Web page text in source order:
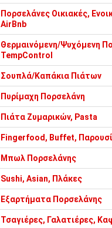
Πορσελάνες Οικιακές,
AirBnb
Θερμαινόμενη/Ψυχόμενη
TempControl
Σουπλά/Καπάκια Πιάτων
Πυρίμαχη Πορσελάνη
Πιάτα Ζυμαρικών, Pasta
Fingerfood, Buffet,
Μπωλ Πορσελάνης
Sushi, Asian, Πλάκες
Εξαρτήματα Πορσελάνης
Τσαγιέρες, Γαλατιέρες,